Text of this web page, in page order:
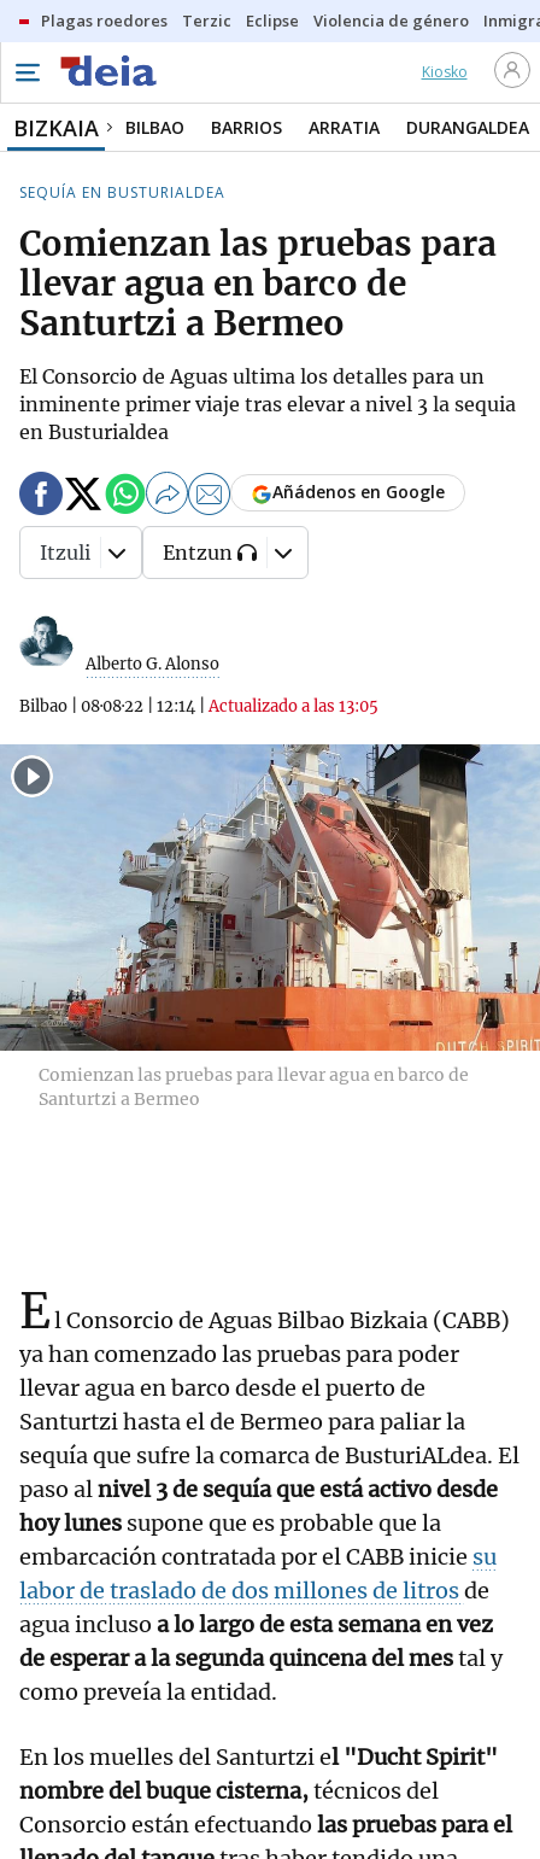
Plagas roedores Terzic Eclipse Violencia de género
Kiosko
BIZKAIA BILBAO BARRIOS ARRATIA DURANGALDEA
SEQUÍA EN BUSTURIALDEA
Comienzan las pruebas para
llevar agua en barco de
Santurtzi a Bermeo
El Consorcio de Aguas ultima los detalles para un
inminente primer viaje tras elevar a nivel 3 la sequia
en Busturialdea
Alberto G. Alonso
Bilbao 08·08·22 12:14 |Actualizado a las 13:05
Añádenos en Google
Itzuli Entzun
Comienzan las pruebas para llevar agua en barco de
Santurtzi a Bermeo
El Consorcio de Aguas Bilbao Bizkaia (CABB)
ya han comenzado las pruebas para poder
llevar agua en barco desde el puerto de
Santurtzi hasta el de Bermeo para paliar la
sequía que sufre la comarca de BusturiALdea. El
paso alnivel 3 de sequía que está activo desde
hoy lunes supone que es probable que la
embarcación contratada por el CABB inicie su
labor de traslado de dos millones de litrosde
agua incluso a lo largo de esta semana en vez
de esperar a la segunda quincena del mestal y
como preveía la entidad.
En los muelles del Santurtzi el "Ducht Spirit"
nombre del buque cisterna,técnicos del
Consorcio están efectuando las pruebas para el